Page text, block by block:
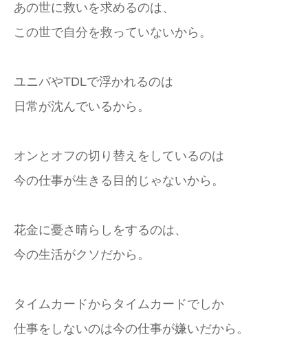
あの世に救いを求めるのは、
この世で自分を救っていないから。
ユニバやTDLで浮かれるのは
日常が沈んでいるから。
オンとオフの切り替えをしているのは
今の仕事が生きる目的じゃないから。
花金に憂さ晴らしをするのは、
今の生活がクソだから。
タイムカードからタイムカードでしか
仕事をしないのは今の仕事が嫌いだから。